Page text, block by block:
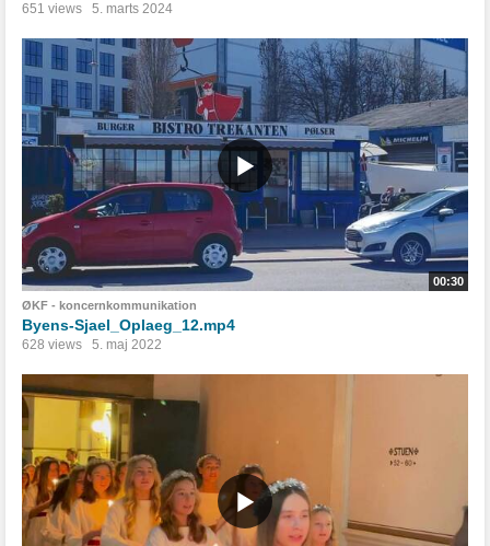
651 views 5. marts 2024
00:30
ØKF - koncernkommunikation
Byens-Sjael_Oplaeg_12.mp4
628 views 5. maj 2022